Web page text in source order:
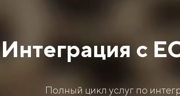
Интеграция с
Полный цикл услуг по